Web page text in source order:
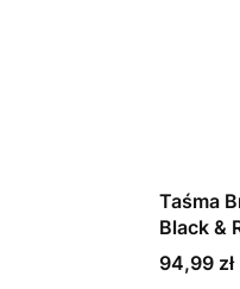
Taśma
Black &
Cena
94,99 zł